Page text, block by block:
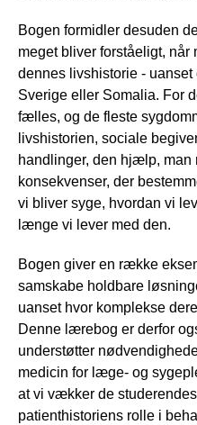
Bogen formidler desuden
meget bliver forståeligt, når
dennes livshistorie -
Sverige eller Somalia. For
fælles, og de fleste
livshistorien, sociale
handlinger, den hjælp, man
konsekvenser, der
vi bliver syge, hvordan vi
længe vi lever med den.
Bogen giver en række
samskabe holdbare
uanset hvor komplekse
Denne lærebog er derfor
understøtter
medicin for læge- og
at vi vækker de
patienthistoriens rolle i